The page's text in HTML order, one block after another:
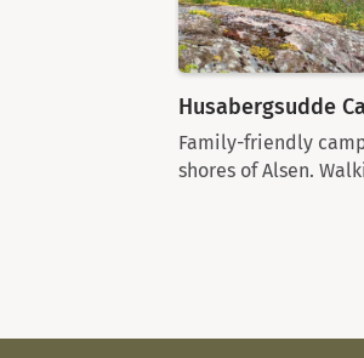
Husabergsudde
Family-friendly
shores of Alsen.